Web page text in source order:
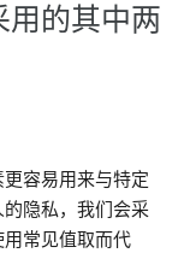
用的其中两
容易用来与特定
隐私，我们会采
常见值取而代